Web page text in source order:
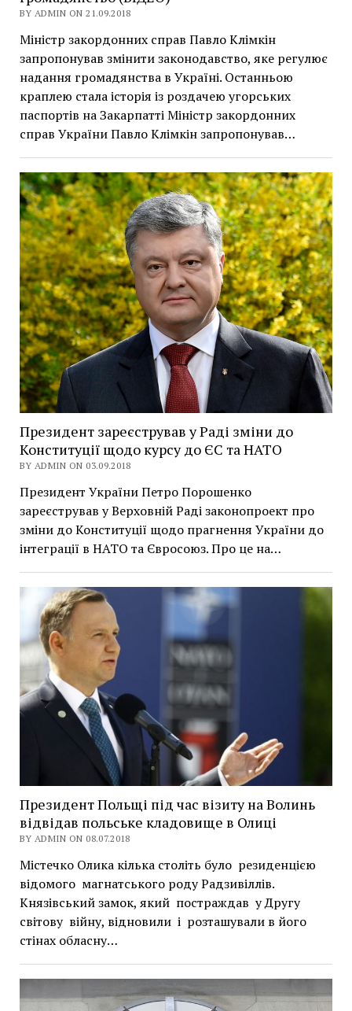
BY ADMIN ON 21.09.2018
Міністр закордонних справ Павло Клімкін
запропонував змінити законодавство, яке регулює
надання громадянства в Україні. Останньою
краплею стала історія із роздачею угорських
паспортів на Закарпатті Міністр закордонних
справ України Павло Клімкін запропонував…
Президент зареєстрував у Раді зміни до
Конституції щодо курсу до ЄС та НАТО
BY ADMIN ON 03.09.2018
Президент України Петро Порошенко
зареєстрував у Верховній Раді законопроект про
зміни до Конституції щодо прагнення України до
інтеграції в НАТО та Євросоюз. Про це на…
Президент Польщі під час візиту на Волинь
відвідав польське кладовище в Олиці
BY ADMIN ON 08.07.2018
Містечко Олика кілька століть було резиденцією
відомого магнатського роду Радзивіллів.
Князівський замок, який постраждав у Другу
світову війну, відновили і розташували в його
стінах обласну…